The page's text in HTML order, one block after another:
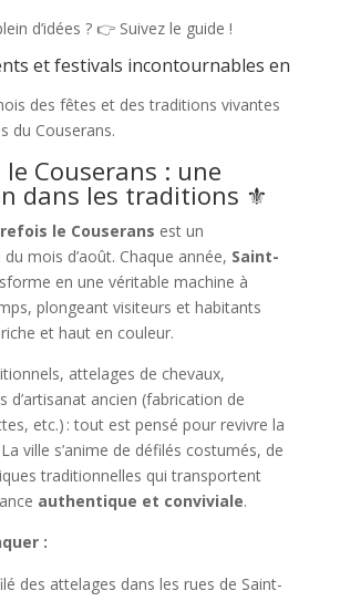
d’idées ? 👉 Suivez le guide !
et festivals incontournables en
des fêtes et des traditions vivantes
du Couserans.
Couserans : une
dans les traditions ⚜️
le Couserans est un
mois d’août. Chaque année, Saint-
en une véritable machine à
plongeant visiteurs et habitants
et haut en couleur.
attelages de chevaux,
d’artisanat ancien (fabrication de
etc.) : tout est pensé pour revivre la
ville s’anime de défilés costumés, de
traditionnelles qui transportent
authentique et conviviale.
:
des attelages dans les rues de Saint-